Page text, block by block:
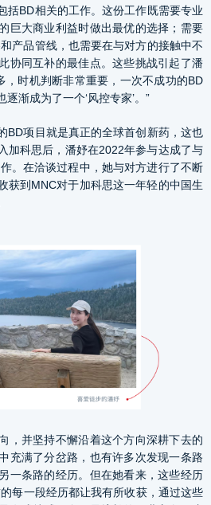
括BD相关的工作。这份工作既需要专业
巨大商业利益时做出最优的选择；需要
产品管线，也需要在与对方的接触中不
协同互补的最佳点。这些挑战引起了潘
，时机判断非常重要，一次不成功的BD
渐成为了一个‘风控专家’。”
BD项目就是真正的全球首创新药，这也
加科思后，潘妤在2022年参与达成了与
。在洽谈过程中，她与对方进行了不断
获到MNC对于加科思这一年轻的中国生
，并坚持不懈沿着这个方向深耕下去的
充满了分岔路，也有许多次发现一条路
一条路的经历。但在她看来，这些经历
每一段经历都让我有所收获，通过这些